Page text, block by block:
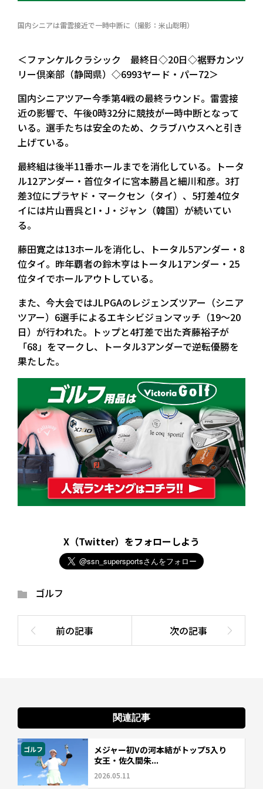
国内シニアは雷雲接近で一時中断に（撮影：米山聡明）
＜ファンケルクラシック 最終日◇20日◇裾野カンツ
リー倶楽部（静岡県）◇6993ヤード・パー72＞
国内シニアツアー今季第4戦の最終ラウンド。雷雲接
近の影響で、午後0時32分に競技が一時中断となって
いる。選手たちは安全のため、クラブハウスへと引き
上げている。
最終組は後半11番ホールまでを消化している。トータ
ル12アンダー・首位タイに宮本勝昌と細川和彦。3打
差3位にプラヤド・マークセン（タイ）、5打差4位タ
イには片山晋呉とI・J・ジャン（韓国）が続いてい
る。
藤田寛之は13ホールを消化し、トータル5アンダー・8
位タイ。昨年覇者の鈴木亨はトータル1アンダー・25
位タイでホールアウトしている。
また、今大会ではJLPGAのレジェンズツアー（シニア
ツアー）6選手によるエキシビジョンマッチ（19～20
日）が行われた。トップと4打差で出た斉藤裕子が
「68」をマークし、トータル3アンダーで逆転優勝を
果たした。
X（Twitter）をフォローしよう
ゴルフ
関連記事
ゴルフ
メジャー初Vの河本結がトップ5入り
女王・佐久間朱...
2026.05.11